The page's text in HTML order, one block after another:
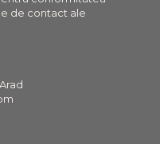
de contact ale